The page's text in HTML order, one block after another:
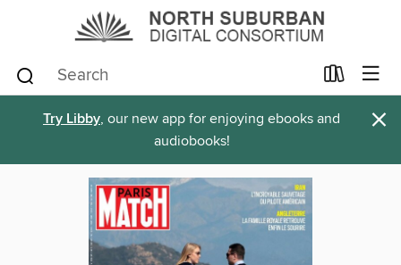
Try Libby, our new app for enjoying ebooks and
audiobooks!
×